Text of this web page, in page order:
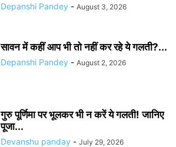
Depanshi Pandey - August 3, 2026
सावन में कहीं आप भी तो नहीं कर रहे ये गलती?...
Depanshi Pandey - August 2, 2026
गुरु पूर्णिमा पर भूलकर भी न करें ये गलती! जानिए
पूजा...
Devanshu panday - July 29, 2026